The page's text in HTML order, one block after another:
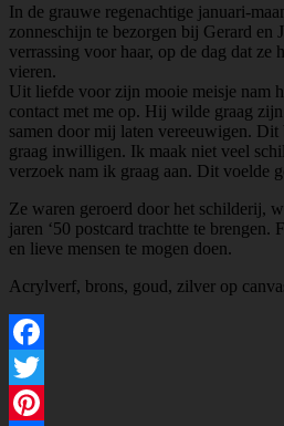
In de grauwe regenachtige januari-
zonneschijn te bezorgen bij Gerard en
verrassing voor haar, op de dag dat ze
vieren.
Uit liefde voor zijn mooie meisje nam
contact met me op. Hij wilde graag
samen door mij laten vereeuwigen.
graag inwilligen. Ik maak niet veel
verzoek nam ik graag aan. Dit voelde
Ze waren geroerd door het schilderij,
jaren ‘50 postcard trachtte te brengen.
en lieve mensen te mogen doen.
Acrylverf, brons, goud, zilver op
Facebook
Twitter